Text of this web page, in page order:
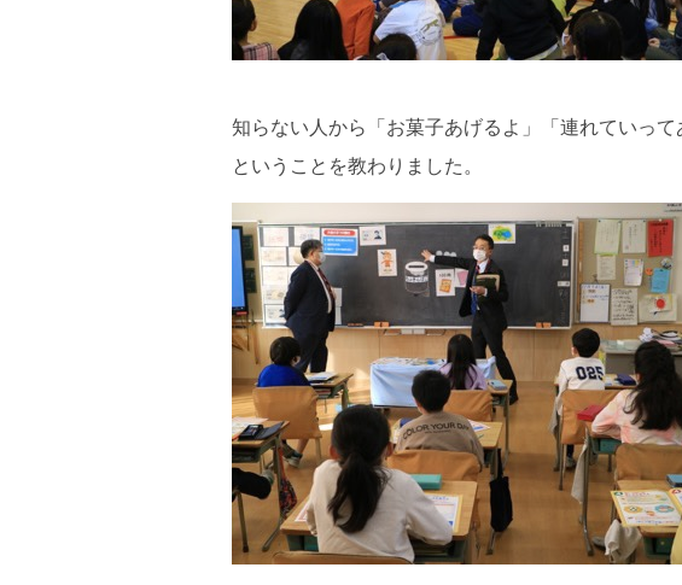
知らない人から「お菓子あげるよ」「連れていっ
ということを教わりました。